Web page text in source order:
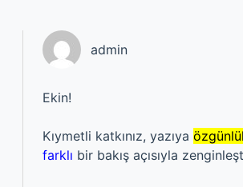
admin
Ekin!
Kıymetli katkınız, yazıya
farklı bir bakış açısıyla